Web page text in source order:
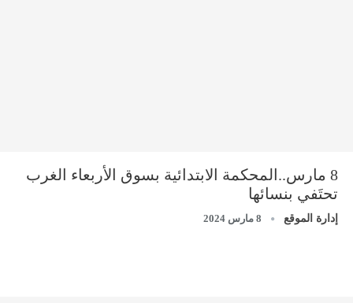
8 مارس..المحكمة الابتدائية بسوق الأربعاء الغرب
تحتَفي بنسائها
إدارة الموقع 8 مارس 2024